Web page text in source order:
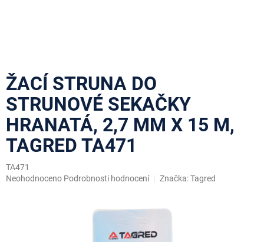
ŽACÍ STRUNA DO
STRUNOVÉ SEKAČKY
HRANATÁ, 2,7 MM X 15 M,
TAGRED TA471
TA471
Průměrné
Neohodnoceno Podrobnosti hodnocení Značka:Tagred